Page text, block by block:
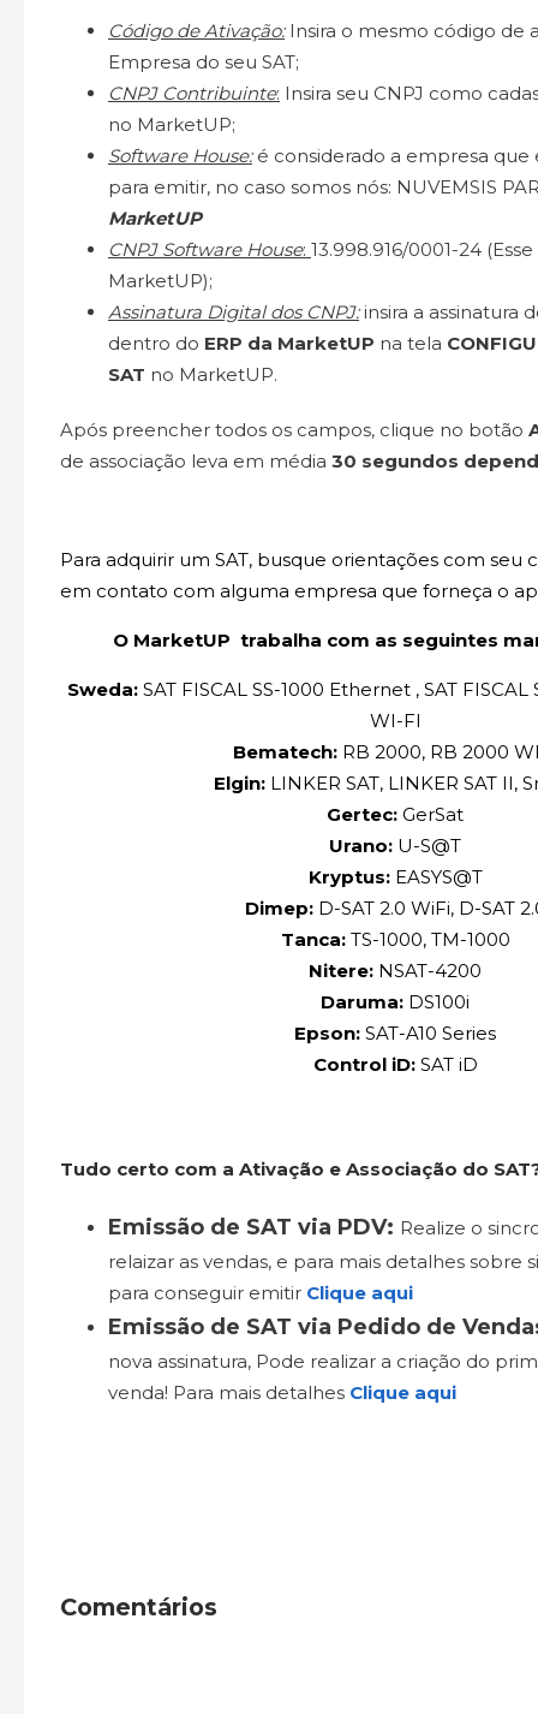
Código de Ativação:Insira o mesmo código de
Empresa do seu SAT;
CNPJ Contribuinte: Insira seu CNPJ como
no MarketUP;
Software House:é considerado a empresa que
para emitir, no caso somos nós: NUVEMSIS
MarketUP
CNPJ Software House: 13.998.916/0001-24
MarketUP);
Assinatura Digital dos CNPJ:insira a assinatura
dentro do ERP da MarketUP na tela
SAT no MarketUP.
Após preencher todos os campos, clique no botão
de associação leva em média 30 segundos
Para adquirir um SAT, busque orientações com seu
em contato com alguma empresa que forneça o
O MarketUP trabalha com as seguintes
Sweda: SAT FISCAL SS-1000 Ethernet , SAT
WI-FI
Bematech: RB 2000, RB 2000
Elgin: LINKER SAT, LINKER SAT II,
Gertec: GerSat
Urano: U-S@T
Kryptus: EASYS@T
Dimep: D-SAT 2.0 WiFi, D-SAT
Tanca: TS-1000, TM-1000
Nitere: NSAT-4200
Daruma: DS100i
Epson: SAT-A10 Series
Control iD: SAT iD
Tudo certo com a Ativação e Associação do
Emissão de SAT via PDV: Realize o
relaizar as vendas, e para mais detalhes sobre
para conseguir emitir Clique aqui
Emissão de SAT via Pedido de
nova assinatura, Pode realizar a criação do
venda! Para mais detalhes Clique aqui
Comentários